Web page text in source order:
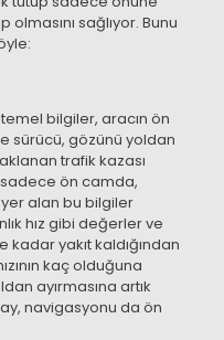
sağlıyor. Bunu
bilgiler, aracın ön
sürücü, gözünü yoldan
trafik kazası
ön camda,
alan bu bilgiler
hız gibi değerler ve
kadar yakıt kaldığından
kaç olduğuna
ayırmasına artık
navigasyonu da ön